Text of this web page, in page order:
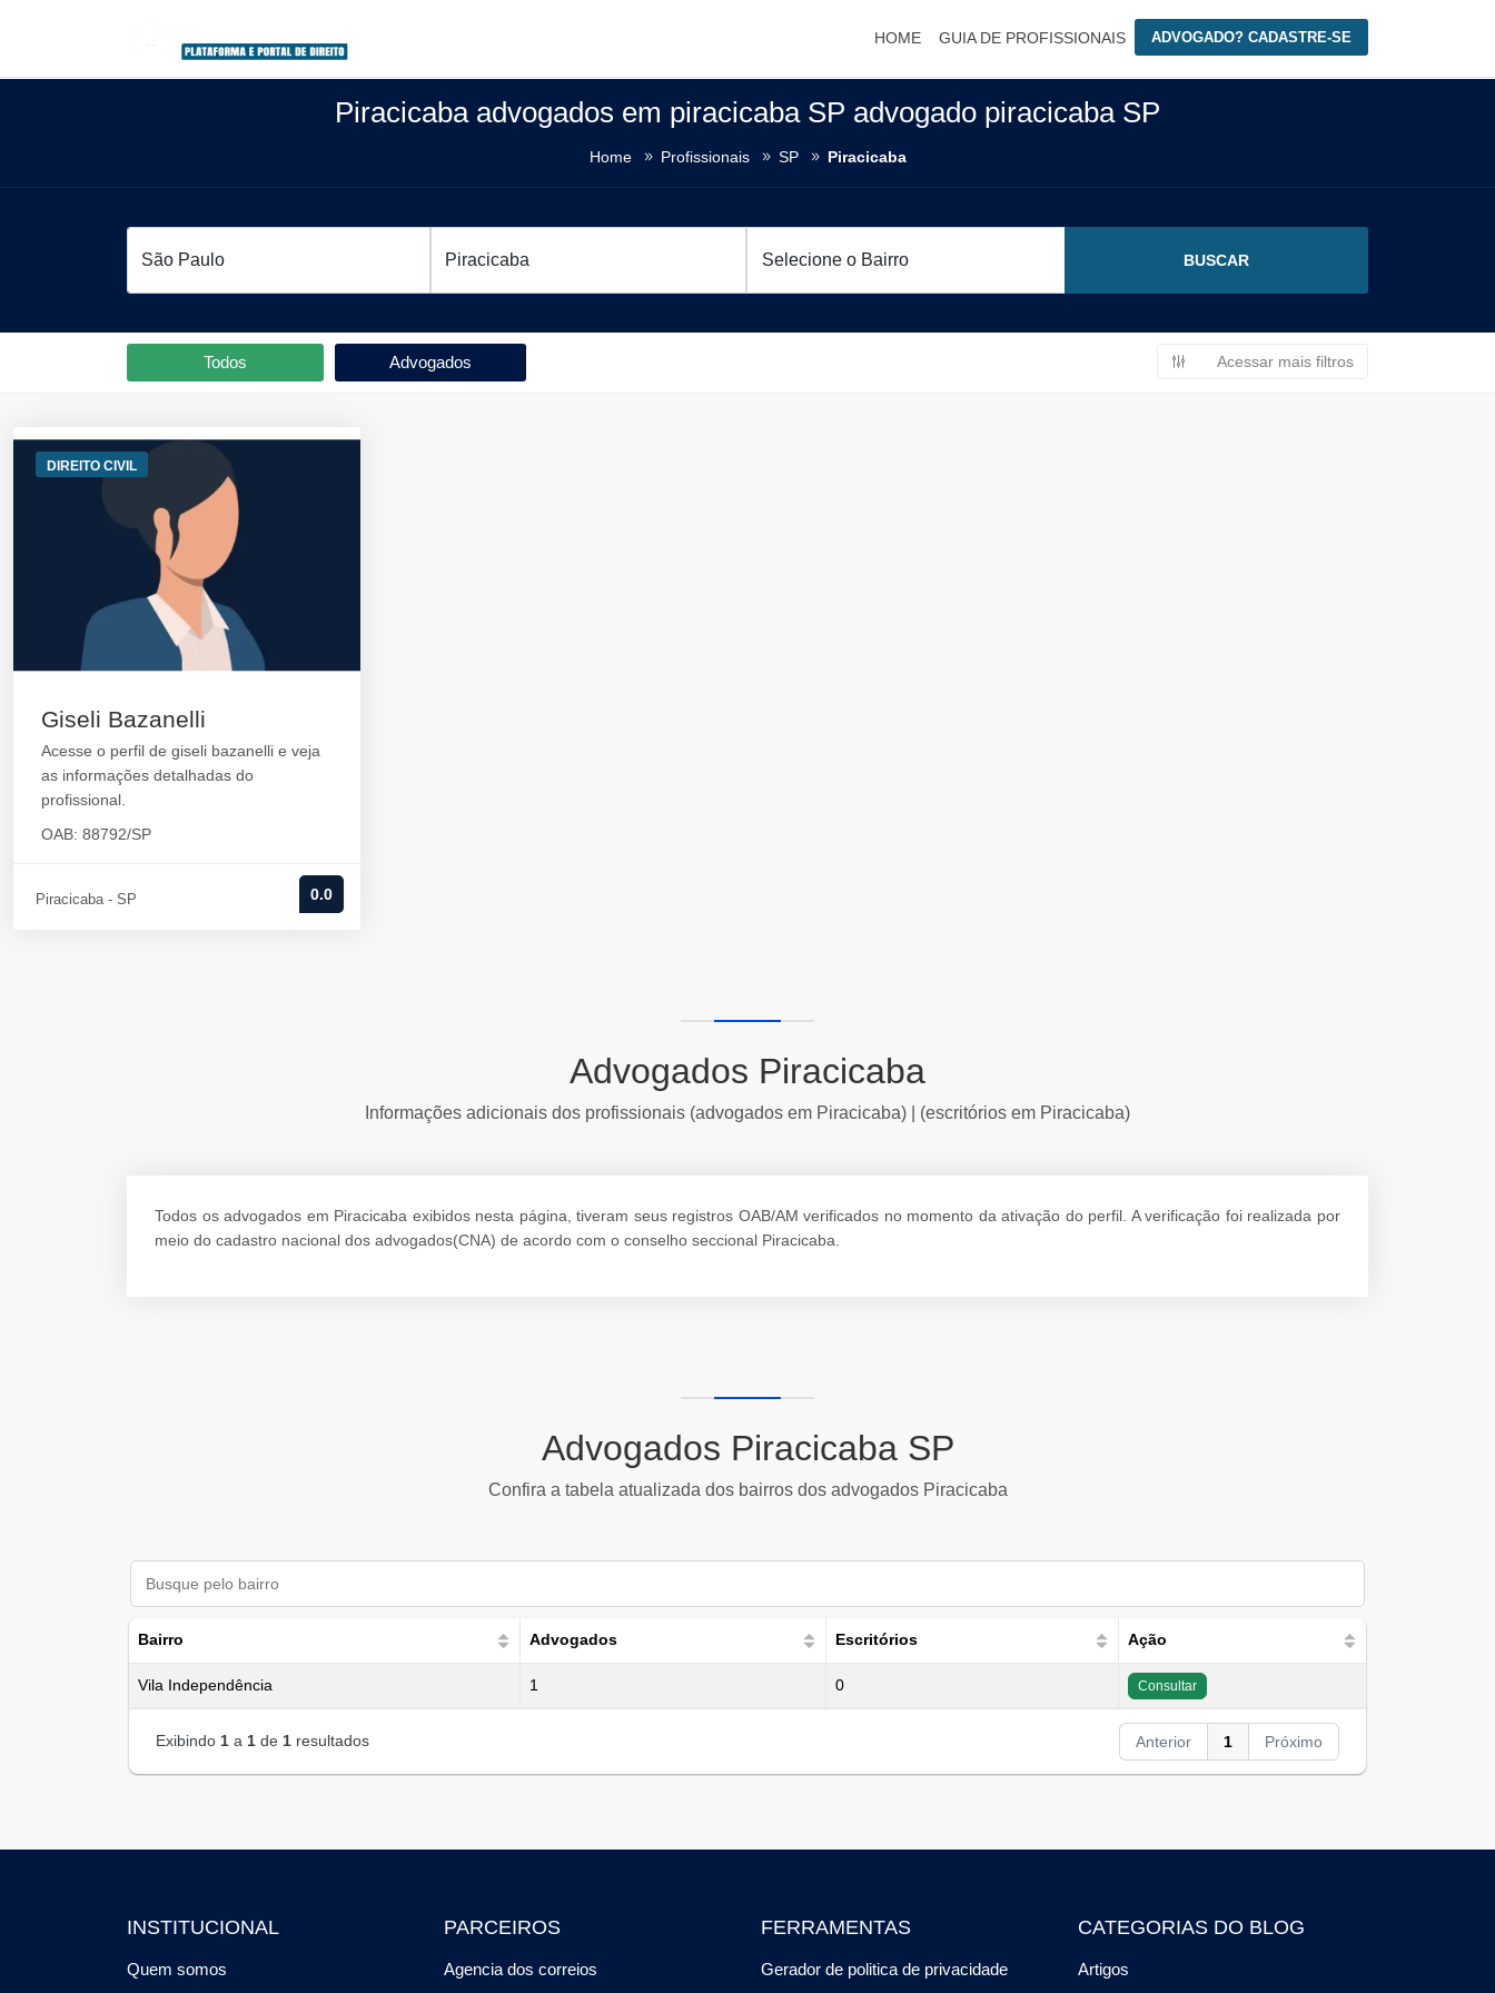
HOME GUIA DE PROFISSIONAIS ADVOGADO? CADASTRE-SE
Piracicaba advogados em piracicaba SP advogado piracicaba SP
Home Profissionais SP Piracicaba
Todos Advogados Acessar mais filtros
DIREITO CIVIL
Giseli Bazanelli
Acesse o perfil de giseli bazanelli e veja
as informações detalhadas do
profissional.
OAB: 88792/SP
Piracicaba - SP 0.0
Advogados Piracicaba
Informações adicionais dos profissionais (advogados em Piracicaba) | (escritórios em Piracicaba)
Todos os advogados em Piracicaba exibidos nesta página, tiveram seus registros OAB/AM verificados no momento da ativação do perfil. A verificação foi realizada por
meio do cadastro nacional dos advogados(CNA) de acordo com o conselho seccional Piracicaba.
Advogados Piracicaba SP
Confira a tabela atualizada dos bairros dos advogados Piracicaba
Bairro Advogados Escritórios Ação
Vila Independência 1 0 Consultar
Exibindo 1 a 1 de 1 resultados Anterior 1 Próximo
INSTITUCIONAL
Quem somos
PARCEIROS
Agencia dos correios
FERRAMENTAS
Gerador de politica de privacidade
CATEGORIAS DO BLOG
Artigos